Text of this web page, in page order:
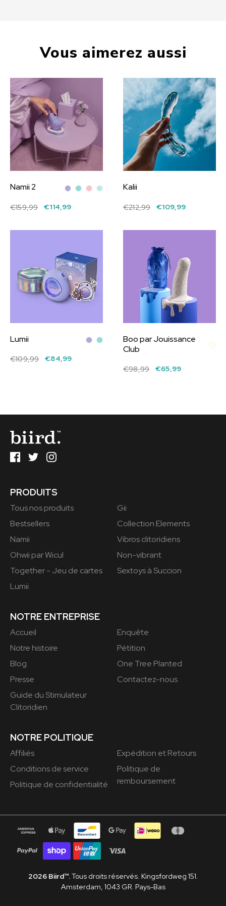
Vous aimerez aussi
Namii 2
€159,99 €114,99
Kalii
€212,99 €109,99
Lumii
€109,99 €84,99
Boo par Jouissance
Club
€98,99 €65,99
PRODUITS
Tous nos produits
Bestsellers
Namii
Ohwii par Wicul
Together - Jeu de cartes
Lumii
Gii
Collection Elements
Vibros clitoridiens
Non-vibrant
Sextoys à Succion
NOTRE ENTREPRISE
Accueil
Notre histoire
Blog
Presse
Guide du Stimulateur
Clitoridien
Enquête
Pétition
One Tree Planted
Contactez-nous
NOTRE POLITIQUE
Affiliés
Conditions de service
Politique de confidentialité
Expédition et Retours
Politique de
remboursement
2026 Biird™.Tous droits réservés. Kingsfordweg 151.
Amsterdam, 1043 GR. Pays-Bas